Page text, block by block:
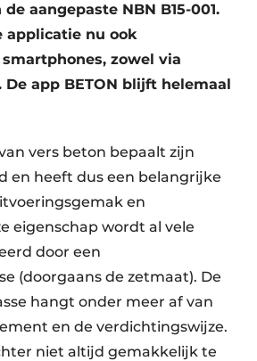
aangepaste NBN B15-001.
applicatie nu ook
zowel via
De app BETON blijft helemaal
vers beton bepaalt zijn
en heeft dus een belangrijke
en
eigenschap wordt al vele
door een
(doorgaans de zetmaat). De
hangt onder meer af van
en de verdichtingswijze.
niet altijd gemakkelijk te